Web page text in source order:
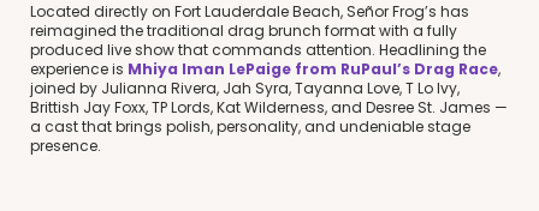
Located directly on Fort Lauderdale Beach, Señor Frog’s has
reimagined the traditional drag brunch format with a fully
produced live show that commands attention. Headlining the
experience is Mhiya Iman LePaige from RuPaul’s Drag Race,
joined by Julianna Rivera, Jah Syra, Tayanna Love, T Lo Ivy,
Brittish Jay Foxx, TP Lords, Kat Wilderness, and Desree St. James —
a cast that brings polish, personality, and undeniable stage
presence.